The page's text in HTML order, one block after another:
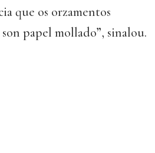
que os orzamentos
papel mollado”, sinalou.